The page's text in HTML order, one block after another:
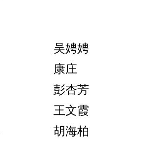
吴娉娉
康庄
彭杏芳
王文霞
胡海柏